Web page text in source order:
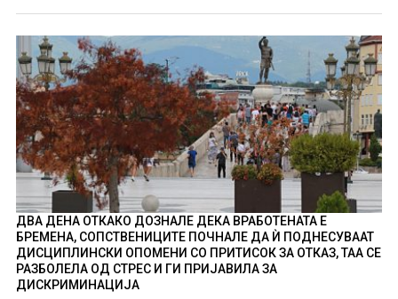
ДВА ДЕНА ОТКАКО ДОЗНАЛЕ ДЕКА ВРАБОТЕНАТА Е
БРЕМЕНА, СОПСТВЕНИЦИТЕ ПОЧНАЛЕ ДА Ѝ ПОДНЕСУВААТ
ДИСЦИПЛИНСКИ ОПОМЕНИ СО ПРИТИСОК ЗА ОТКАЗ, ТАА СЕ
РАЗБОЛЕЛА ОД СТРЕС И ГИ ПРИЈАВИЛА ЗА
ДИСКРИМИНАЦИЈА